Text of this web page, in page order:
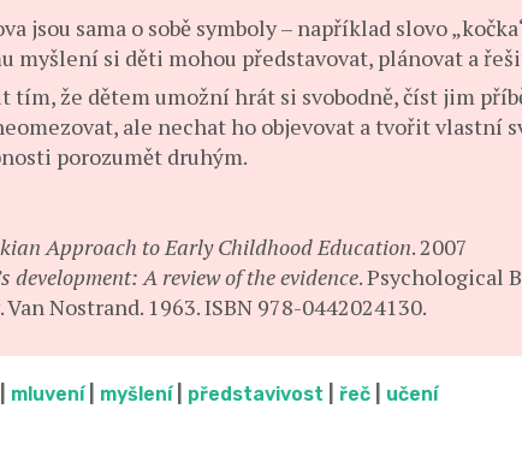
jsou sama o sobě symboly – například slovo
myšlení si děti mohou představovat, plánovat a
že dětem umožní hrát si svobodně, číst jim
ale nechat ho objevovat a tvořit vlastní
porozumět druhým.
Approach to Early Childhood Education. 2007
A review of the evidence. Psychological
. Van Nostrand. 1963. ISBN 978-0442024130.
mluvení| myšlení| představivost řeč učení